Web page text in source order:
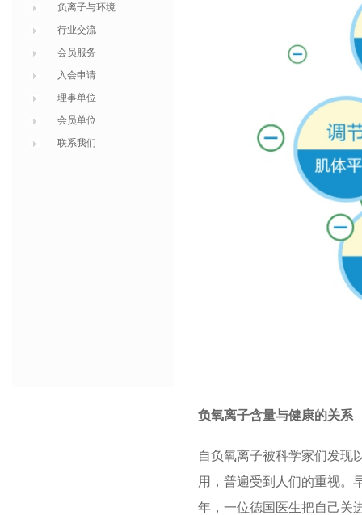
负离子与环境
行业交流
会员服务
入会申请
理事单位
会员单位
联系我们
负氧离子含量与健康的关系
自负氧离子被科学家们发现
用，普遍受到人们的重视。
年，一位德国医生把自己关